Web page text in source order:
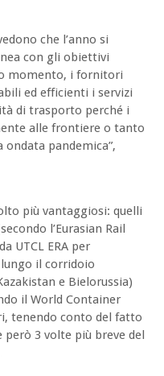
che l’anno si
con gli obiettivi
momento, i fornitori
ed efficienti i servizi
di trasporto perché i
alle frontiere o tanto
pandemica”,
più vantaggiosi: quelli
l’Eurasian Rail
UTCL ERA per
il corridoio
e Bielorussia)
il World Container
tenendo conto del fatto
3 volte più breve del